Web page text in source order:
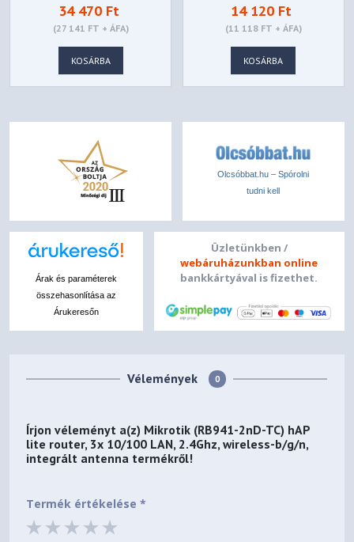
34 470 Ft
(27 141 FT + ÁFA)
KOSÁRBA
10/100 LAN,
2.4GHZ, WIRELESS-
B/G/N, INTEGRÁLT
ANTENNA,
14 120 Ft
(11 118 FT + ÁFA)
KOSÁRBA
Olcsóbbat.hu – Spórolni
tudni kell
Árak és paraméterek
összehasonlítása az
Árukeresőn
Üzletünkben /
webáruházunkban online
bankkártyával is fizethet.
Vélemények 0
Írjon véleményt a(z) Mikrotik (RB941-2nD-TC) hAP
lite router, 3x 10/100 LAN, 2.4Ghz, wireless-b/g/n,
integrált antenna termékről!
Termék értékelése *